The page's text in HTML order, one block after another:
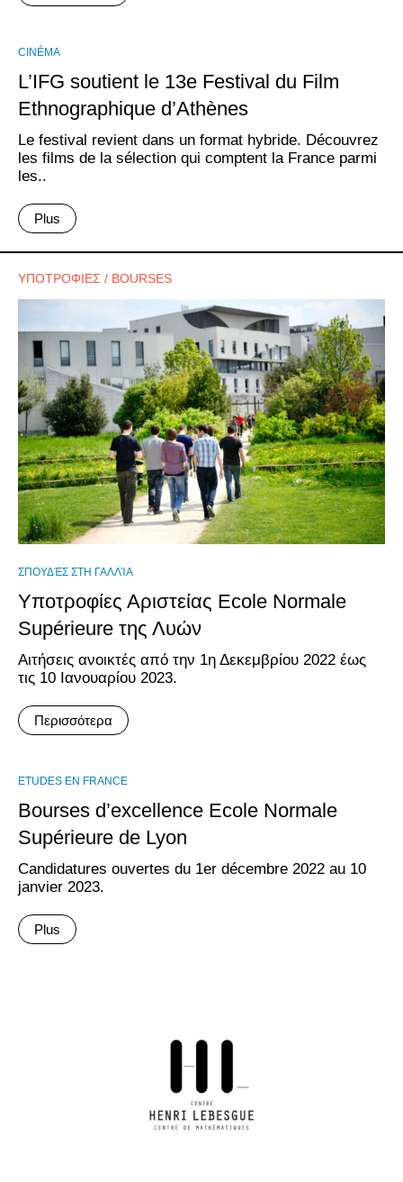
CINÉMA
L’IFG soutient le 13e Festival du Film
Ethnographique d’Athènes
Le festival revient dans un format hybride. Découvrez
les films de la sélection qui comptent la France parmi
les..
Plus
ΥΠΟΤΡΟΦΙΕΣ / BOURSES
ΣΠΟΥΔΈΣ ΣΤΗ ΓΑΛΛΊΑ
Υποτροφίες Αριστείας Ecole Normale
Supérieure της Λυών
Αιτήσεις ανοικτές από την 1η Δεκεμβρίου 2022 έως
τις 10 Ιανουαρίου 2023.
Περισσότερα
ΕTUDES EN FRANCE
Bourses d’excellence Ecole Normale
Supérieure de Lyon
Candidatures ouvertes du 1er décembre 2022 au 10
janvier 2023.
Plus